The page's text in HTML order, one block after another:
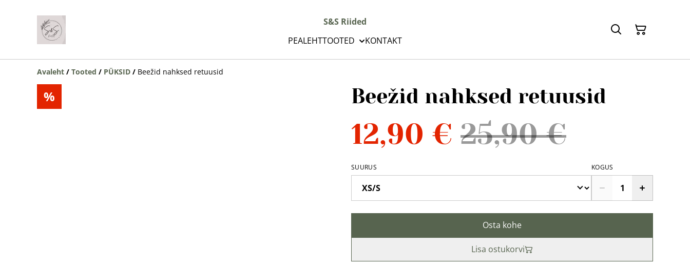
S&S Riided
PEALEHTTOOTED KONTAKT
Avaleht / Tooted / PÜKSID / Beežid nahksed retuusid
% Beežid nahksed retuusid
12,90 € 25,90 €
SUURUS KOGUS
Osta kohe
Lisa ostukorvi